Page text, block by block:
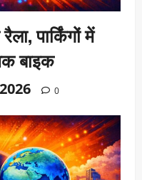
पार्किंगों में
बाइक
0